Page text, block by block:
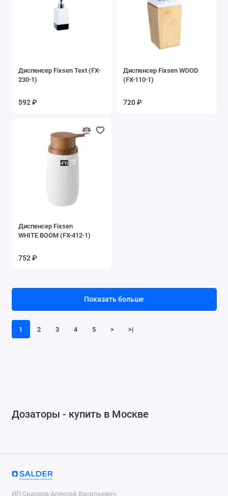
Диспенсер Fixsen Text (FX-
230-1)
592 ₽
Диспенсер Fixsen WOOD
(FX-110-1)
720 ₽
Диспенсер Fixsen
WHITE BOOM (FX-412-1)
752 ₽
1 2 3 4 5 > >|
Показать больше
Дозаторы - купить в Москве
ИП Сидоров Алексей Васильевич